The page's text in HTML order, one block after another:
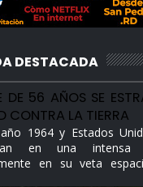
DESTACADA
DE 56 AÑOS SE
CONTRA LA TIERRA
1964 y Estados
en una intensa
en su veta